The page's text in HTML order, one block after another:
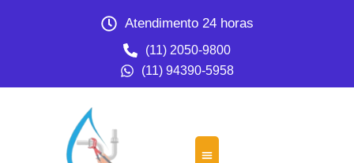
Atendimento 24 horas
(11) 2050-9800
(11) 94390-5958